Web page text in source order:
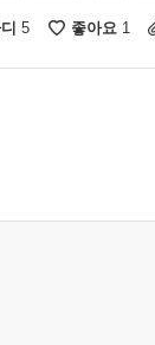
5 좋아요 1